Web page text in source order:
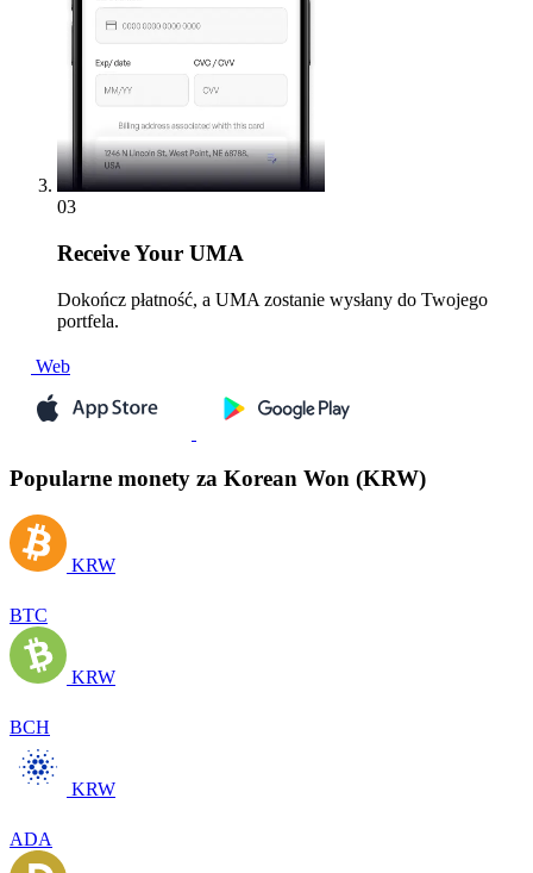
03
ReceiveYour UMA
Dokończ płatność, a UMA zostanie wysłany do Twojego
portfela.
Web
Popularne monety za Korean Won (KRW)
KRW
BTC
KRW
BCH
KRW
ADA